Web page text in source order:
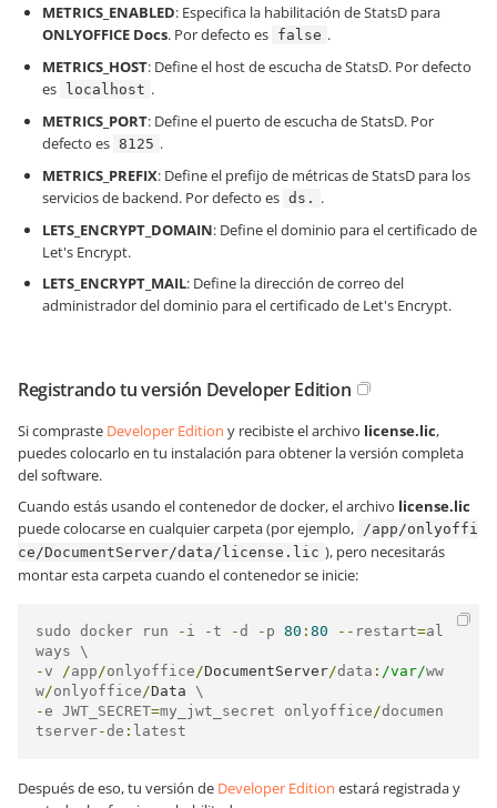
METRICS_ENABLED: Especifica la habilitación de StatsD para
ONLYOFFICE Docs. Por defecto es false .
METRICS_HOST: Define el host de escucha de StatsD. Por defecto
es
localhost .
METRICS_PORT: Define el puerto de escucha de StatsD. Por
defecto es 8125 .
METRICS_PREFIX: Define el prefijo de métricas de StatsD para los
servicios de backend. Por defecto es ds. .
LETS_ENCRYPT_DOMAIN: Define el dominio para el certificado de
Let's Encrypt.
LETS_ENCRYPT_MAIL: Define la dirección de correo del
administrador del dominio para el certificado de Let's Encrypt.
Registrando tu versión Developer Edition
Si compraste Developer Edition y recibiste el archivo license.lic,
puedes colocarlo en tu instalación para obtener la versión completa
del software.
Cuando estás usando el contenedor de docker, el archivo license.lic
puede colocarse en cualquier carpeta (por ejemplo, /app/onlyoffi
ce/DocumentServer/data/license.lic ), pero necesitarás
montar esta carpeta cuando el contenedor se inicie:
sudo docker run - i -t -d - p 80 : 80 -- restart=al
-v /app/onlyoffice/DocumentServer/data : /var/ww
w/onlyoffice/Data
-e JWT_SECRET=my_jwt_secret onlyoffice/documen
tserver-de : latest
Después de eso, tu versión de Developer Edition estará registrada y